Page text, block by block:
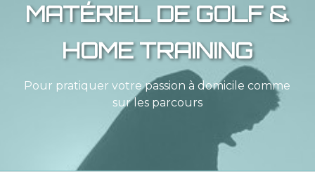
MATÉRIEL DE GOLF &
HOME TRAINING
Pour pratiquer votre passion à domicile comme
sur les parcours